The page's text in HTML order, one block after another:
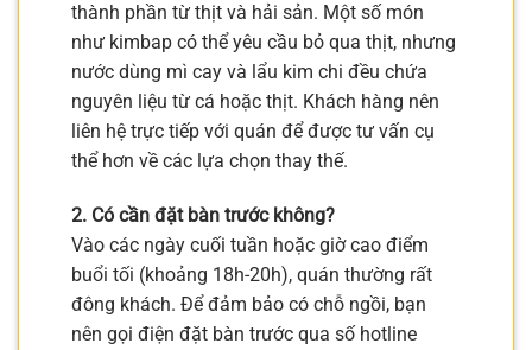
thành phần từ thịt và hải sản. Một số món
như kimbap có thể yêu cầu bỏ qua thịt, nhưng
nước dùng mì cay và lẩu kim chi đều chứa
nguyên liệu từ cá hoặc thịt. Khách hàng nên
liên hệ trực tiếp với quán để được tư vấn cụ
thể hơn về các lựa chọn thay thế.
2. Có cần đặt bàn trước không?
Vào các ngày cuối tuần hoặc giờ cao điểm
buổi tối (khoảng 18h-20h), quán thường rất
đông khách. Để đảm bảo có chỗ ngồi, bạn
nên gọi điện đặt bàn trước qua số hotline